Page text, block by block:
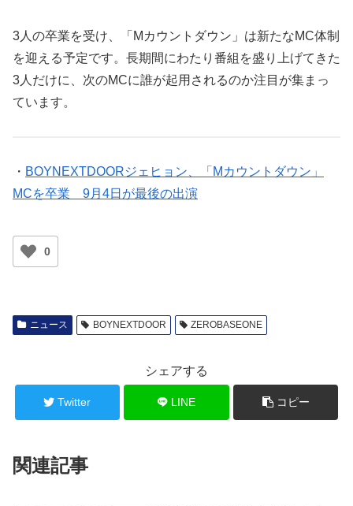
3人の卒業を受け、「Mカウントダウン」は新たなMC体制
を迎える予定です。長期間にわたり番組を盛り上げてきた
3人だけに、次のMCに誰が起用されるのか注目が集まっ
ています。
・ BOYNEXTDOORジェヒョン、「Mカウントダウン」
MCを卒業 9月4日が最後の出演
0
ニュース BOYNEXTDOOR ZEROBASEONE
シェアする
Twitter LINE コピー
関連記事